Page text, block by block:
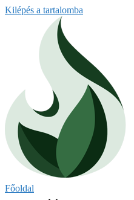
Kilépés a tartalomba
Főoldal